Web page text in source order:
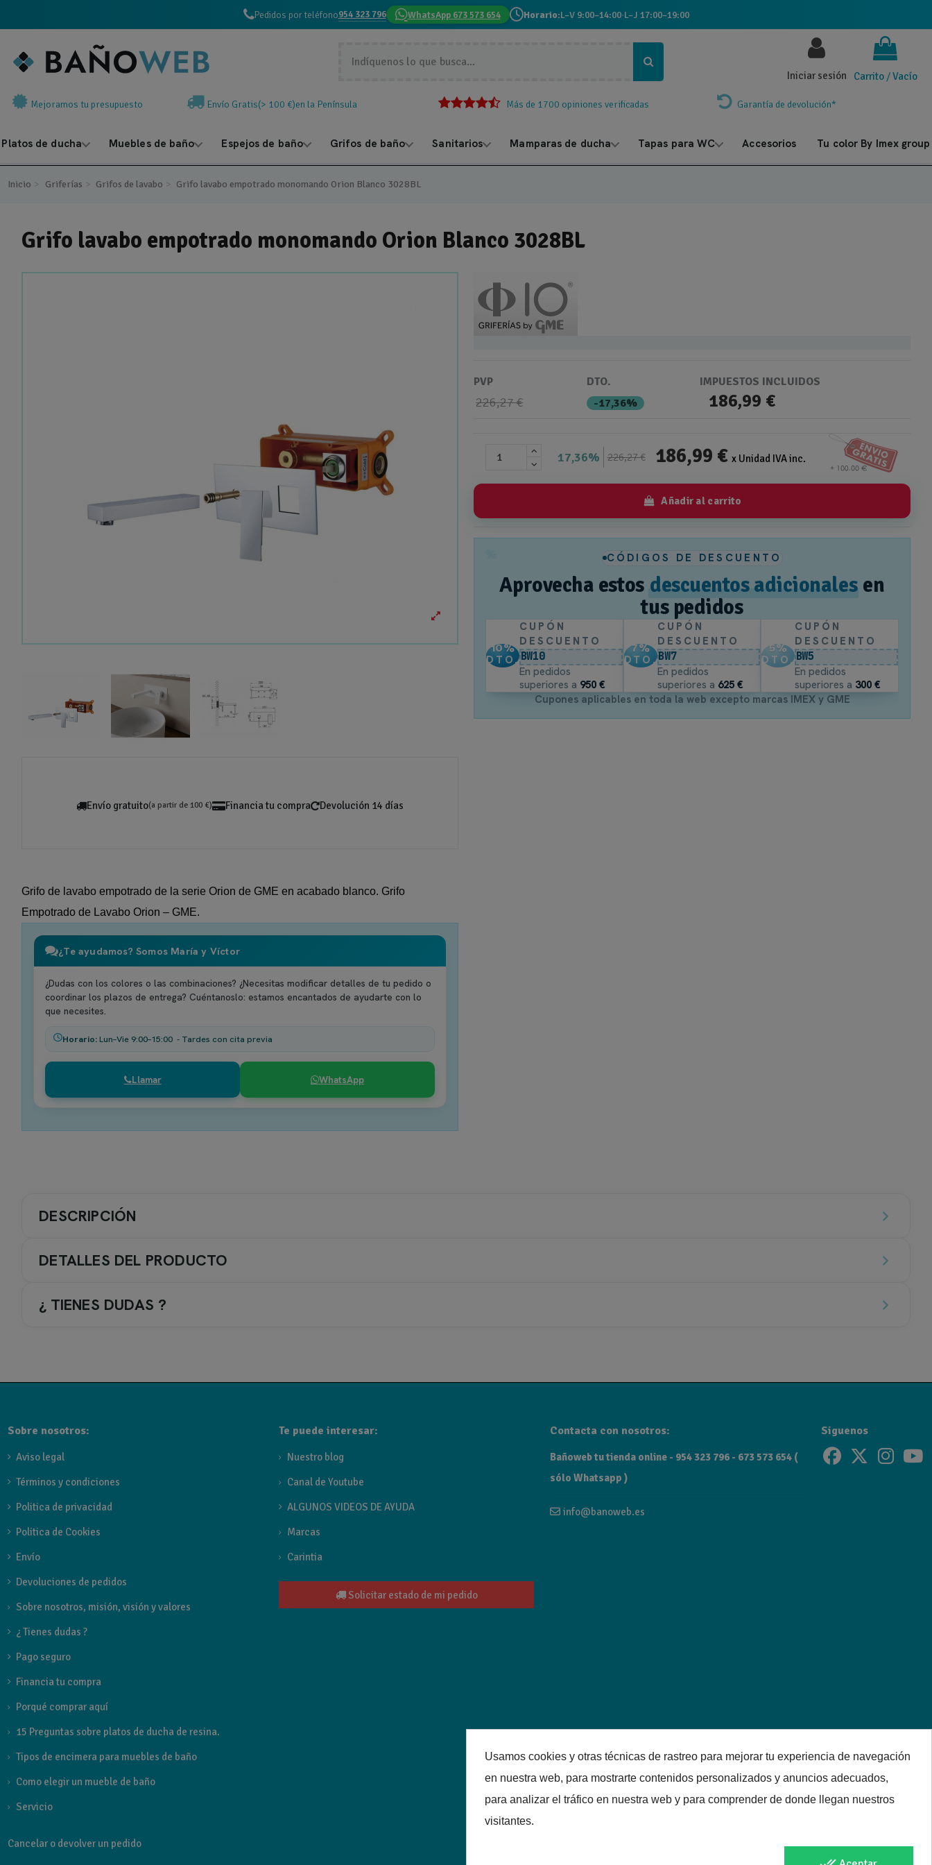
Pedidos por teléfono954 323 796 WhatsApp 673 573 654 Horario:L–V 9:00–14:00·L–J 17:00–19:00
Carrito /Vacío
Iniciar sesión
Mejoramos tu presupuesto Envío Gratis(> 100 €)en la Península Más de 1700 opiniones verificadas Garantía de devolución*
Platos de ducha Muebles de baño Espejos de baño Grifos de baño Sanitarios Mamparas de ducha Tapas para WC Accesorios Tu color By Imex group
Inicio Griferías Grifos de lavabo Grifo lavabo empotrado monomando Orion Blanco 3028BL
Grifo lavabo empotrado monomando Orion Blanco 3028BL
Envío gratuito(a partir de 100 €) Financia tu compra Devolución 14 días
Grifo de lavabo empotrado de la serie Orion de GME en acabado blanco. Grifo
Empotrado de Lavabo Orion – GME.
¿Te ayudamos? Somos María y Víctor
¿Dudas con los colores o las combinaciones? ¿Necesitas modificar detalles de tu pedido o
coordinar los plazos de entrega? Cuéntanoslo: estamos encantados de ayudarte con lo
que necesites.
Horario:Lun–Vie 9:00–15:00 - Tardes con cita previa
Llamar WhatsApp
PVP
226,27 €
DTO.
-17,36%
IMPUESTOS INCLUIDOS
186,99 €
17,36% 226,27 € 186,99 € x Unidad IVA inc.
Añadir al carrito
CÓDIGOS DE DESCUENTO
Aprovecha estos descuentos adicionales en
tus pedidos
10%
DTO.
CUPÓN
DESCUENTO
BW10
En pedidos
superiores a 950 €
7%
DTO.
CUPÓN
DESCUENTO
BW7
En pedidos
superiores a 625 €
5%
DTO.
CUPÓN
DESCUENTO
BW5
En pedidos
superiores a 300 €
Cupones aplicables en toda la web excepto marcas IMEX y GME
DESCRIPCIÓN
DETALLES DEL PRODUCTO
¿ TIENES DUDAS ?
Tipo de producto:
Serie:
Diseño:Diseño elegante, máxima calidad y un estilo minimalista que transforma tu baño en un espacio moderno y funcional.
Marca y referencia:
Sobre nosotros:
Aviso legal
Términos y condiciones
Politica de privacidad
Politica de Cookies
Envío
Devoluciones de pedidos
Sobre nosotros, misión, visión y valores
¿ Tienes dudas ?
Pago seguro
Financia tu compra
Porqué comprar aquí
15 Preguntas sobre platos de ducha de resina.
Tipos de encimera para muebles de baño
Como elegir un mueble de baño
Servicio
Te puede interesar:
Nuestro blog
Canal de Youtube
ALGUNOS VIDEOS DE AYUDA
Marcas
Carintia
Solicitar estado de mi pedido
Contacta con nosotros:
Bañoweb tu tienda online - 954 323 796 - 673 573 654 (
sólo Whatsapp )
info@banoweb.es
Siguenos
Cancelar o devolver un pedido
Usamos cookies y otras técnicas de rastreo para mejorar tu experiencia de navegación
en nuestra web, para mostrarte contenidos personalizados y anuncios adecuados,
para analizar el tráfico en nuestra web y para comprender de donde llegan nuestros
visitantes.